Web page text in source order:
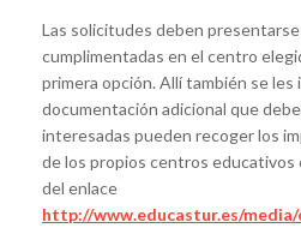
Las solicitudes deben
cumplimentadas en el centro
primera opción. Allí también se les
documentación adicional que
interesadas pueden recoger los
de los propios centros educativos
del enlace
http://www.educastur.es/